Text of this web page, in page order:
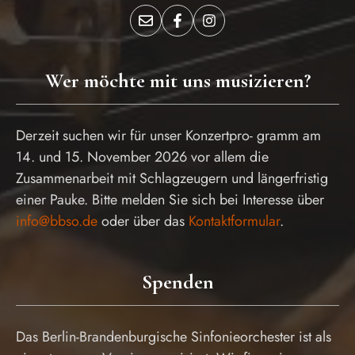
Wer möchte mit uns musizieren?
Derzeit suchen wir für unser Konzertpro- gramm am
14. und 15. November 2026 vor allem die
Zusammenarbeit mit Schlagzeugern und längerfristig
einer Pauke. Bitte melden Sie sich bei Interesse über
info@bbso.deoder über das Kontaktformular.
Spenden
Das Berlin-Brandenburgische Sinfonieorchester ist als